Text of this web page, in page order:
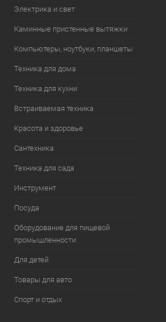
Электрика и свет
Каминные пристенные вытяжки
Компьютеры, ноутбуки, планшеты
Техника для дома
Техника для кухни
Встраиваемая техника
Красота и здоровье
Сантехника
Техника для сада
Инструмент
Посуда
Оборудование для пищевой
промышленности
Для детей
Товары для авто
Спорт и отдых